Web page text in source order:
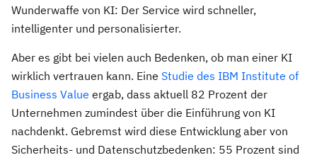
Wunderwaffe von KI: Der Service wird schneller,
intelligenter und personalisierter.
Aber es gibt bei vielen auch Bedenken, ob man einer KI
wirklich vertrauen kann. Eine Studie des IBM Institute of
Business Value ergab, dass aktuell 82 Prozent der
Unternehmen zumindest über die Einführung von KI
nachdenkt. Gebremst wird diese Entwicklung aber von
Sicherheits- und Datenschutzbedenken: 55 Prozent sind